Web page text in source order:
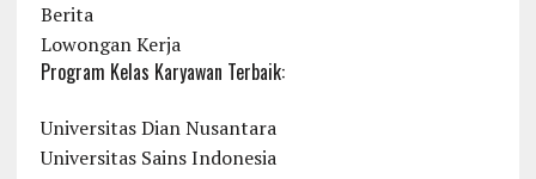
Berita
Lowongan Kerja
Program Kelas Karyawan Terbaik:
Universitas Dian Nusantara
Universitas Sains Indonesia